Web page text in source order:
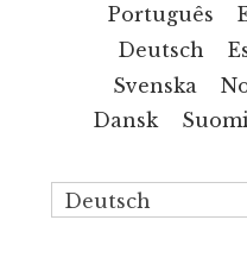
Português
Deutsch
Svenska
Dansk
Deutsch